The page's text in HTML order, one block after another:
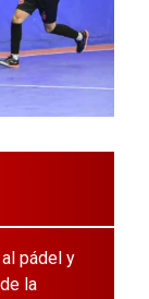
pádel y
la